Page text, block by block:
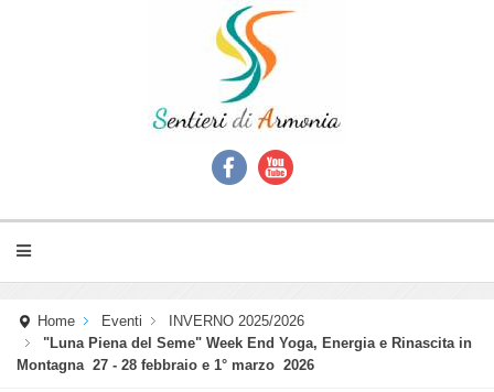
Home Eventi
INVERNO 2025/2026
"Luna Piena del Seme" Week End Yoga, Energia e Rinascita in
Montagna 27 - 28 febbraio e 1° marzo 2026